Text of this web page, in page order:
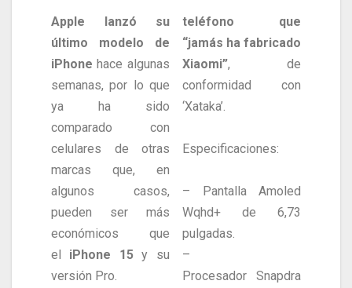
Apple lanzó su
último modelo de
iPhone hace algunas
semanas, por lo que
ya ha sido
comparado con
celulares de otras
marcas que, en
algunos casos,
pueden ser más
económicos que
el iPhone 15 y su
versión Pro.
teléfono que
“jamás ha fabricado
Xiaomi”, de
conformidad con
‘Xataka’.
Especificaciones:
– Pantalla Amoled
Wqhd+ de 6,73
pulgadas.
–
Procesador Snapdra